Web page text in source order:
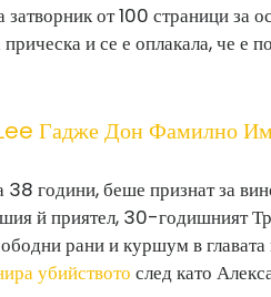
от 100 страници за
и се е оплакала, че е
Гадже Дон Фамилно
38 години, беше признат за
й приятел, 30-годишният
рани и куршум в
убийството след като